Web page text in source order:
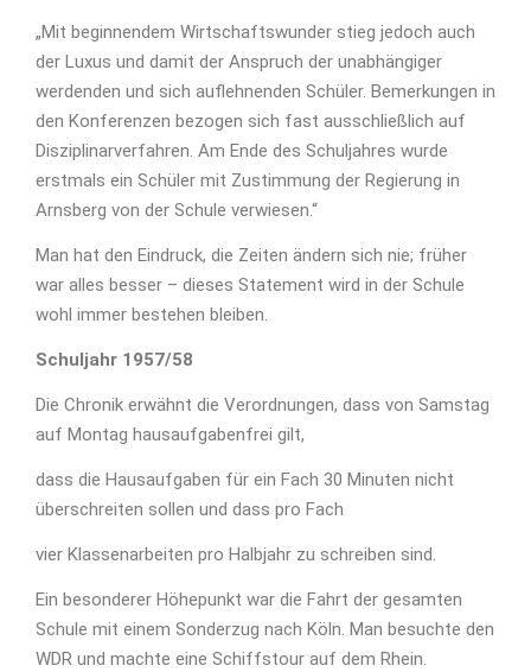
„Mit beginnendem Wirtschaftswunder stieg jedoch auch
der Luxus und damit der Anspruch der unabhängiger
werdenden und sich auflehnenden Schüler. Bemerkungen in
den Konferenzen bezogen sich fast ausschließlich auf
Disziplinarverfahren. Am Ende des Schuljahres wurde
erstmals ein Schüler mit Zustimmung der Regierung in
Arnsberg von der Schule verwiesen.“
Man hat den Eindruck, die Zeiten ändern sich nie; früher
war alles besser – dieses Statement wird in der Schule
wohl immer bestehen bleiben.
Schuljahr 1957/58
Die Chronik erwähnt die Verordnungen, dass von Samstag
auf Montag hausaufgabenfrei gilt,
dass die Hausaufgaben für ein Fach 30 Minuten nicht
überschreiten sollen und dass pro Fach
vier Klassenarbeiten pro Halbjahr zu schreiben sind.
Ein besonderer Höhepunkt war die Fahrt der gesamten
Schule mit einem Sonderzug nach Köln. Man besuchte den
WDR und machte eine Schiffstour auf dem Rhein.